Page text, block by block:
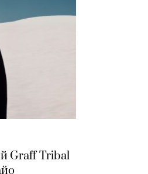
Graff Tribal